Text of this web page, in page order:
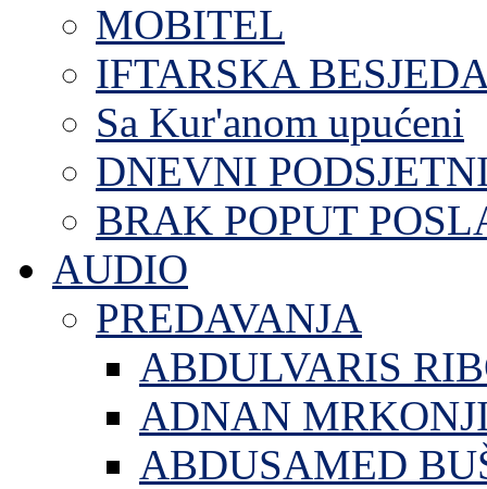
MOBITEL
IFTARSKA
Sa Kur'anom upućeni
DNEVNI
BRAK POPUT
AUDIO
PREDAVANJA
ABDULVARIS
ADNAN
ABDUSAMED